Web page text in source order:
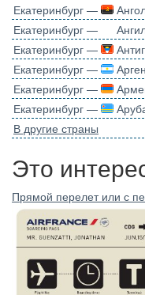
Екатеринбург —
Екатеринбург —
Екатеринбург —
Екатеринбург —
Екатеринбург —
Екатеринбург —
В другие страны
Это
Прямой перелет или с